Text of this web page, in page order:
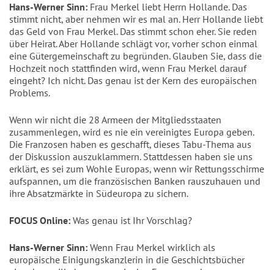
Hans-Werner Sinn: Frau Merkel liebt Herrn Hollande. Das
stimmt nicht, aber nehmen wir es mal an. Herr Hollande liebt
das Geld von Frau Merkel. Das stimmt schon eher. Sie reden
über Heirat. Aber Hollande schlägt vor, vorher schon einmal
eine Gütergemeinschaft zu begründen. Glauben Sie, dass die
Hochzeit noch stattfinden wird, wenn Frau Merkel darauf
eingeht? Ich nicht. Das genau ist der Kern des europäischen
Problems.
Wenn wir nicht die 28 Armeen der Mitgliedsstaaten
zusammenlegen, wird es nie ein vereinigtes Europa geben.
Die Franzosen haben es geschafft, dieses Tabu-Thema aus
der Diskussion auszuklammern. Stattdessen haben sie uns
erklärt, es sei zum Wohle Europas, wenn wir Rettungsschirme
aufspannen, um die französischen Banken rauszuhauen und
ihre Absatzmärkte in Südeuropa zu sichern.
FOCUS Online: Was genau ist Ihr Vorschlag?
Hans-Werner Sinn: Wenn Frau Merkel wirklich als
europäische Einigungskanzlerin in die Geschichtsbücher